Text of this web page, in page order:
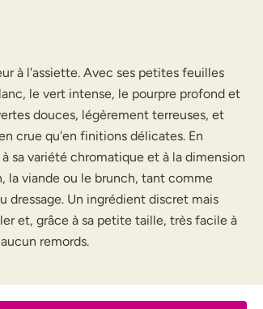
à l'assiette. Avec ses petites feuilles
le vert intense, le pourpre profond et
douces, légèrement terreuses, et
crue qu'en finitions délicates. En
sa variété chromatique et à la dimension
la viande ou le brunch, tant comme
dressage. Un ingrédient discret mais
et, grâce à sa petite taille, très facile à
remords.